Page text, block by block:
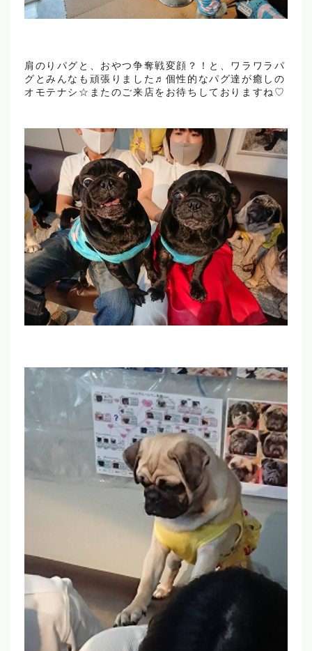
肩のりパグと、おやつ争奪戦変顔？！と、ワラワラパ
グとみんなも頑張りました♬個性的なパグ達が癒しの
オモテナシ☆またのご来店をお待ちしておりますね♡